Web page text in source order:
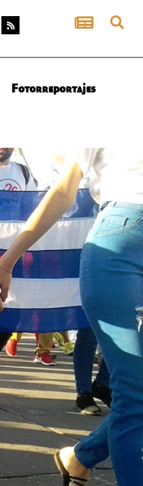
Fotorreportajes